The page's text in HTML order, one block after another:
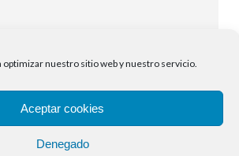
optimizar nuestro sitio web y nuestro servicio.
Aceptar cookies
Denegado
personas en Restaurante Becerrita
comentarios en Tripadvisor y ¡Suerte!
Luis Miguel F 3.- SURG1975 4.-